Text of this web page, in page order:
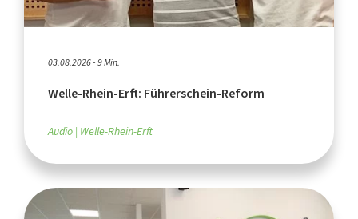
03.08.2026 - 9 Min.
Welle-Rhein-Erft: Führerschein-Reform
Audio Welle-Rhein-Erft